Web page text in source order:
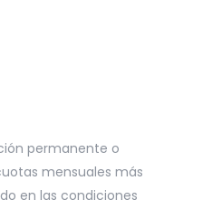
permanente o
mensuales más
en las condiciones